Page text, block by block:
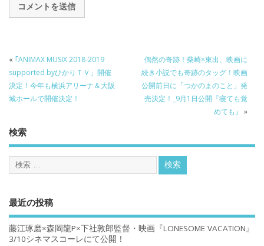
« ｢ANIMAX MUSIX 2018-2019
supported byひかりＴＶ」開催
決定！今年も横浜アリーナ＆大阪
城ホールで開催決定！
偶然の奇跡！柴崎×東出、映画に
続き小説でも奇跡のタッグ！映画
公開前日に「つかのまのこと」発
売決定！_9月1日公開『寝ても覚
めても』 »
検索
最近の投稿
藤江琢磨×森岡龍P×下社敦郎監督・映画『LONESOME VACATION』
3/10シネマスコーレにて公開！